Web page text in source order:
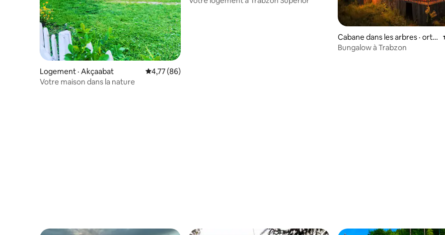
Logement · Akçaabat Note moyenne de 4,77 sur 5, 86 commentaires
4,77 (86)
Votre maison dans la nature
Cabane dans les arbres · orta
hisar
Bungalow à Trabzon